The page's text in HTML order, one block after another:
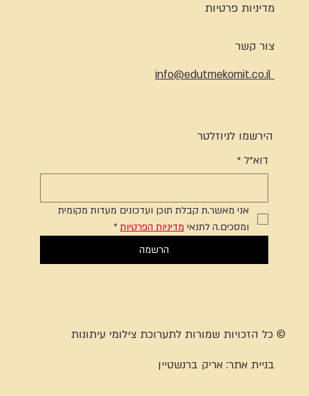
מדיניות פרטיות
צור קשר
info@edutmekomit.co.il
הירשמו לניוזלטר
דוא"ל *
אני מאשר.ת קבלת תוכן ועדכונים מעדות מקומית
ומסכים.ה לתנאי מדיניות הפרטיות *
הרשמה
© כל הזכויות שמורות לתערוכת צילומי עיתונות
בניית אתר:אריק ברנשטיין